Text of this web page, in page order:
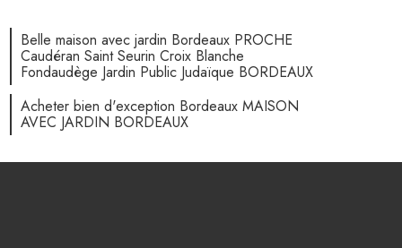
Belle maison avec jardin Bordeaux PROCHE
Caudéran Saint Seurin Croix Blanche
Fondaudège Jardin Public Judaïque BORDEAUX
Acheter bien d'exception Bordeaux MAISON
AVEC JARDIN BORDEAUX